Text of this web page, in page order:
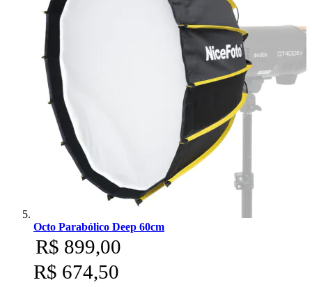
Octo Parabólico Deep 60cm
R$ 899,00
R$ 674,50